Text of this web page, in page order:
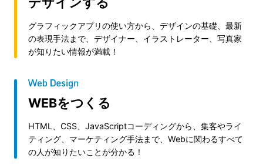
グラフィックアプリの使い方から、デザインの基礎、最新
の表現手法まで、デザイナー、イラストレーター、写真家
が知りたい情報が満載！
WEBをつくる
HTML、CSS、JavaScriptコーディングから、集客やライ
ティング、マーケティング手法まで、Webに関わるすべて
の人が知りたいことが分かる！